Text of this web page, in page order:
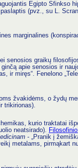
Egipto Sfinkso
(pvz., su L.
marginalines
senosios graikų
apie senosios ir
ir miręs“. Fenelono
žvakidėms, o žydų
trikirionas).
kurio traktatai
neatsirado).
- „Pranik į
metalams, pirmąkart